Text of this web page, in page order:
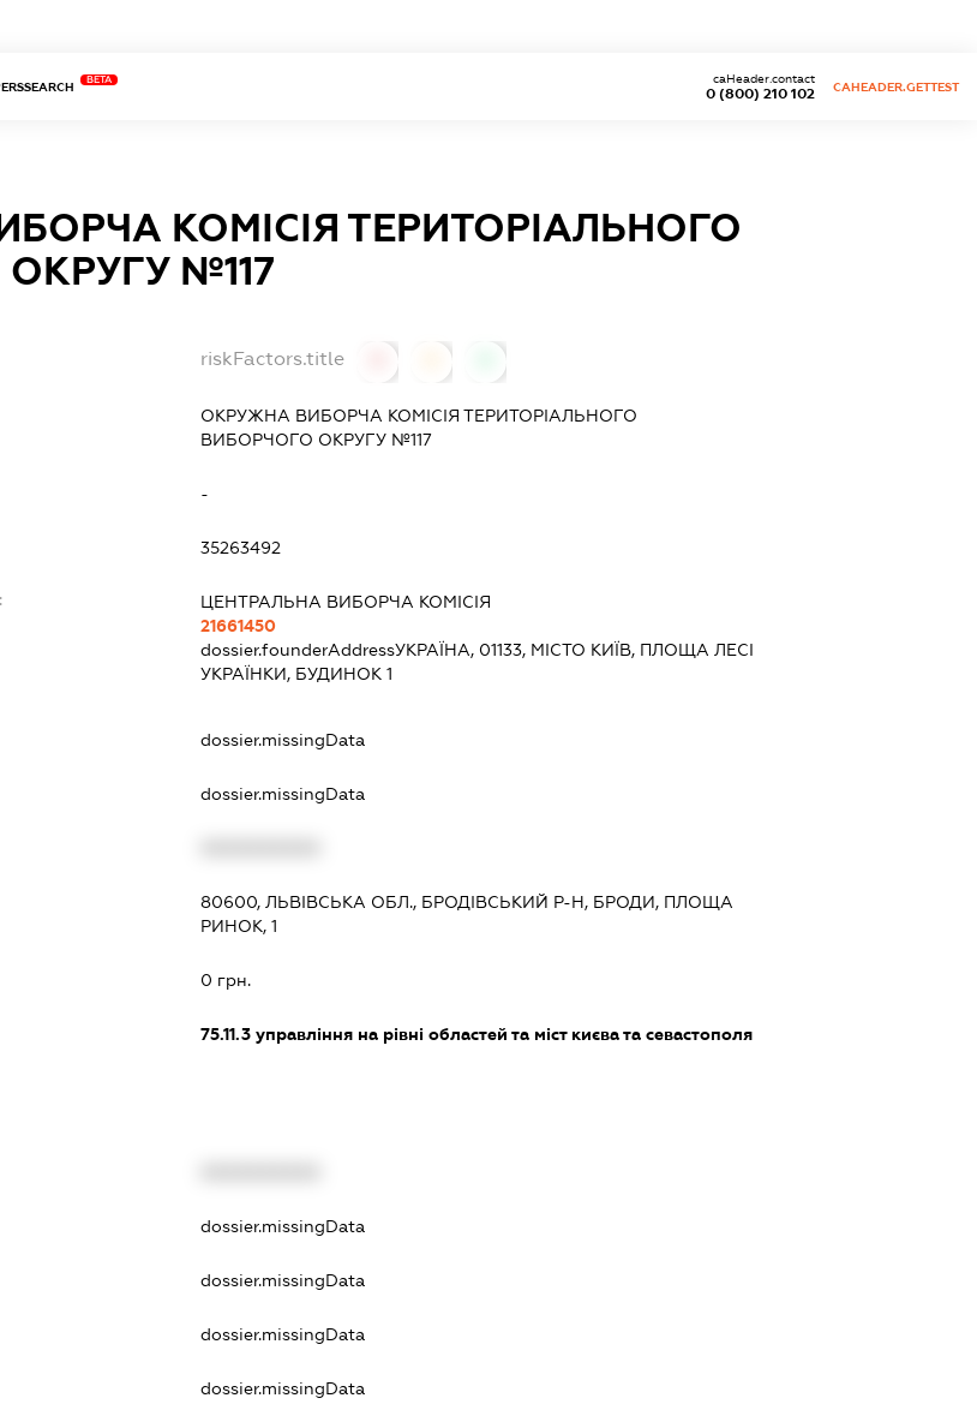
BETA
0 (800) 210 102
caHeader.contact
CAHEADER.GETTEST
КОМІСІЯ ТЕРИТОРІАЛЬНОГО
№117
riskFactors.title
ОКРУЖНА ВИБОРЧА КОМІСІЯ ТЕРИТОРІАЛЬНОГО
ВИБОРЧОГО ОКРУГУ №117
-
35263492
ЦЕНТРАЛЬНА ВИБОРЧА КОМІСІЯ
21661450
dossier.founderAddressУКРАЇНА, 01133, МІСТО КИЇВ, ПЛОЩА ЛЕСІ
УКРАЇНКИ, БУДИНОК 1
dossier.missingData
dossier.missingData
80600, ЛЬВІВСЬКА ОБЛ., БРОДІВСЬКИЙ Р-Н, БРОДИ, ПЛОЩА
РИНОК, 1
0 грн.
75.11.3 управління на рівні областей та міст києва та севастополя
dossier.missingData
dossier.missingData
dossier.missingData
dossier.missingData